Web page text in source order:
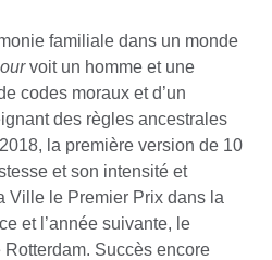
familiale dans un monde
voit un homme et une
codes moraux et d’un
des règles ancestrales
la première version de 10
et son intensité et
Ville le Premier Prix dans la
et l’année suivante, le
Succès encore